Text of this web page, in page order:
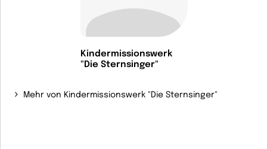
Kindermissionswerk
"Die Sternsinger"
Mehr von Kindermissionswerk "Die Sternsinger"